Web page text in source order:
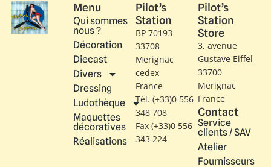
Menu
Qui sommes
nous ?
Décoration
Diecast
Divers
Dressing
Ludothèque
Maquettes
décoratives
Réalisations
Pilot’s
Station
BP 70193
33708
Merignac
cedex
France
Tél. (+33)0 556
348 708
Fax (+33)0 556
343 224
Pilot’s
Station
Store
3, avenue
Gustave Eiffel​
33700
Merignac
France
Contact
Service
clients / SAV
Atelier
Fournisseurs